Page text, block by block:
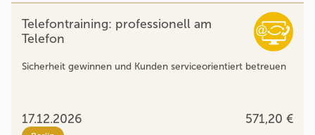
Telefontraining: professionell am
Telefon
Sicherheit gewinnen und Kunden serviceorientiert betreuen
17.12.2026 571,20 €